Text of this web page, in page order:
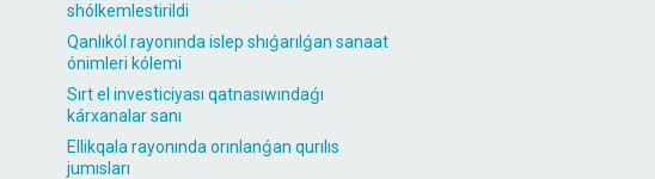
shólkemlestirildi
Qanlıkól rayonında islep shıǵarılǵan sanaat
ónimleri kólemi
Sırt el investiciyası qatnasıwındaǵı
kárxanalar sanı
Ellikqala rayonında orınlanǵan qurılıs
jumısları